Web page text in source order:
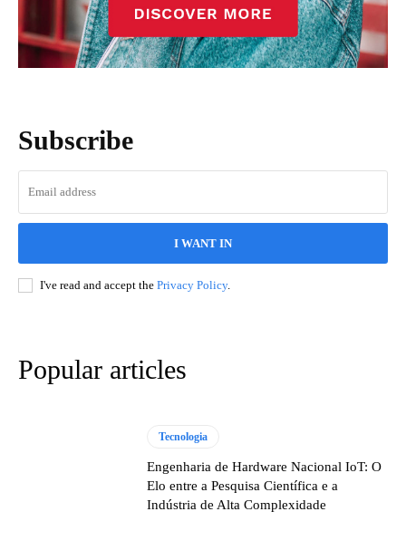
Subscribe
I WANT IN
I've read and accept the Privacy Policy.
Popular articles
Tecnologia
Engenharia de Hardware Nacional IoT: O
Elo entre a Pesquisa Científica e a
Indústria de Alta Complexidade